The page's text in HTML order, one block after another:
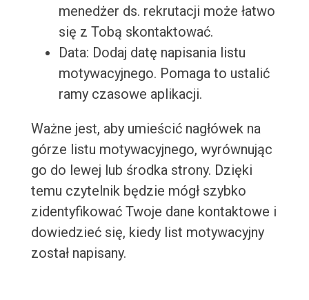
menedżer ds. rekrutacji może łatwo
się z Tobą skontaktować.
Data: Dodaj datę napisania listu
motywacyjnego. Pomaga to ustalić
ramy czasowe aplikacji.
Ważne jest, aby umieścić nagłówek na
górze listu motywacyjnego, wyrównując
go do lewej lub środka strony. Dzięki
temu czytelnik będzie mógł szybko
zidentyfikować Twoje dane kontaktowe i
dowiedzieć się, kiedy list motywacyjny
został napisany.